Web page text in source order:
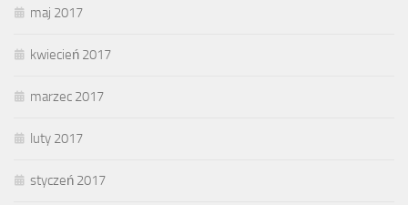
maj 2017
kwiecień 2017
marzec 2017
luty 2017
styczeń 2017